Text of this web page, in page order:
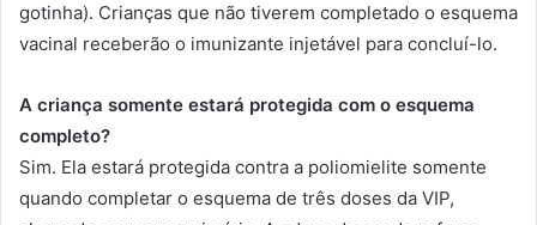
gotinha). Crianças que não tiverem completado o esquema
vacinal receberão o imunizante injetável para concluí-lo.
A criança somente estará protegida com o esquema
completo?
Sim. Ela estará protegida contra a poliomielite somente
quando completar o esquema de três doses da VIP,